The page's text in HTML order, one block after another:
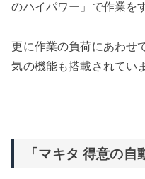
のハイパワー」で作業を
更に作業の負荷にあわせ
気の機能も搭載されてい
「マキタ 得意の自